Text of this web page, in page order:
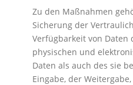
Zu den Maßnahmen
Sicherung der
Verfügbarkeit von Daten
physischen und
Daten als auch des sie
Eingabe, der